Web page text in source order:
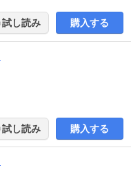
し読み 購入する
し読み 購入する